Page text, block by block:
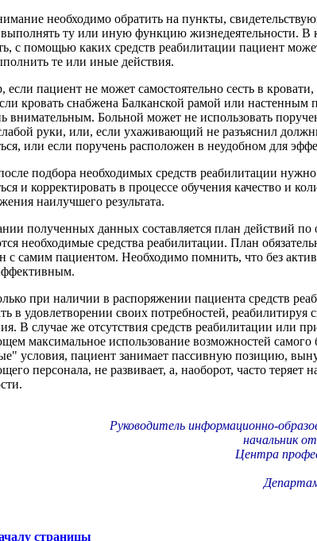
необходимо обратить на пункты,
ту или иную функцию жизнедеятельности. В
с помощью каких средств реабилитации пациент
те или иные действия.
если пациент не может самостоятельно сесть в
кровать снабжена Балканской рамой или настенным
внимательным. Больной может не использовать
руки, или, если ухаживающий не разъяснил
или если поручень расположен в неудобном для
подбора необходимых средств реабилитации
и корректировать в процессе обучения качество и
наилучшего результата.
полученных данных составляется план действий
необходимые средства реабилитации. План
с самим пациентом. Необходимо помнить, что без
при наличии в распоряжении пациента средств
в удовлетворении своих потребностей, реабилитируя
В случае же отсутствия средств реабилитации или
максимальное использование возможностей
условия, пациент занимает пассивную позицию,
персонала, не развивает, а, наоборот, часто теряет
Руководитель информационно-
начальник
Центра
страницы